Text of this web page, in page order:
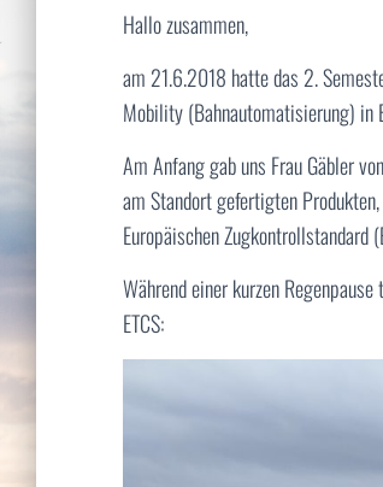
Hallo zusammen,
am 21.6.2018 hatte das 2.
Mobility (Bahnautomatisierung) in
Am Anfang gab uns Frau Gäbler
am Standort gefertigten
Europäischen Zugkontrollstandard
Während einer kurzen
ETCS: